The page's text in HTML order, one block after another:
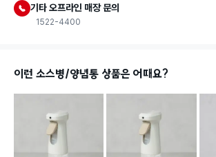
기타 오프라인 매장 문의
1522-4400
이런 소스병/양념통 상품은 어때요?